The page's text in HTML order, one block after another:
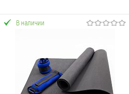
В наличии